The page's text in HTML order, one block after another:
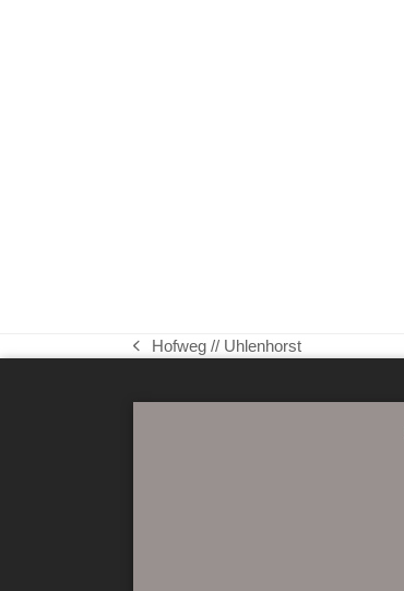
vorheriger
Hofweg // Uhlenhorst